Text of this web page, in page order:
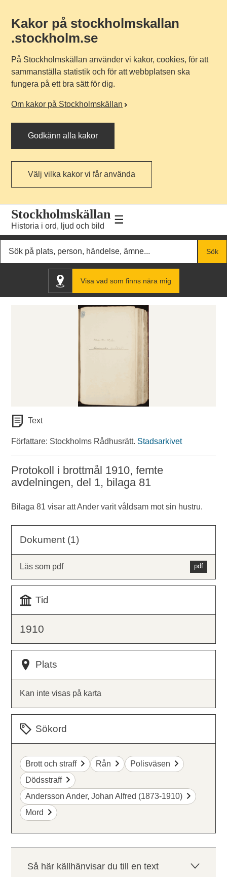
Kakor på stockholmskallan
.stockholm.se
På Stockholmskällan använder vi kakor, cookies, för att
sammanställa statistik och för att webbplatsen ska
fungera på ett bra sätt för dig.
Om kakor på Stockholmskällan
Godkänn alla kakor
Välj vilka kakor vi får använda
navigationen
huvudinnehållet
Stockholmskällan
Historia i ord, ljud och bild
Sök
Visa vad som finns nära mig
Text
Författare: Stockholms Rådhusrätt. Stadsarkivet
Protokoll i brottmål 1910, femte
avdelningen, del 1, bilaga 81
Bilaga 81 visar att Ander varit våldsam mot sin hustru.
Dokument (1)
Läs som pdf
Tid
1910
Plats
Kan inte visas på karta
Sökord
Brott och straff Rån
Polisväsen
Dödsstraff
Andersson Ander, Johan Alfred (1873-1910)
Mord
Så här källhänvisar du till en text